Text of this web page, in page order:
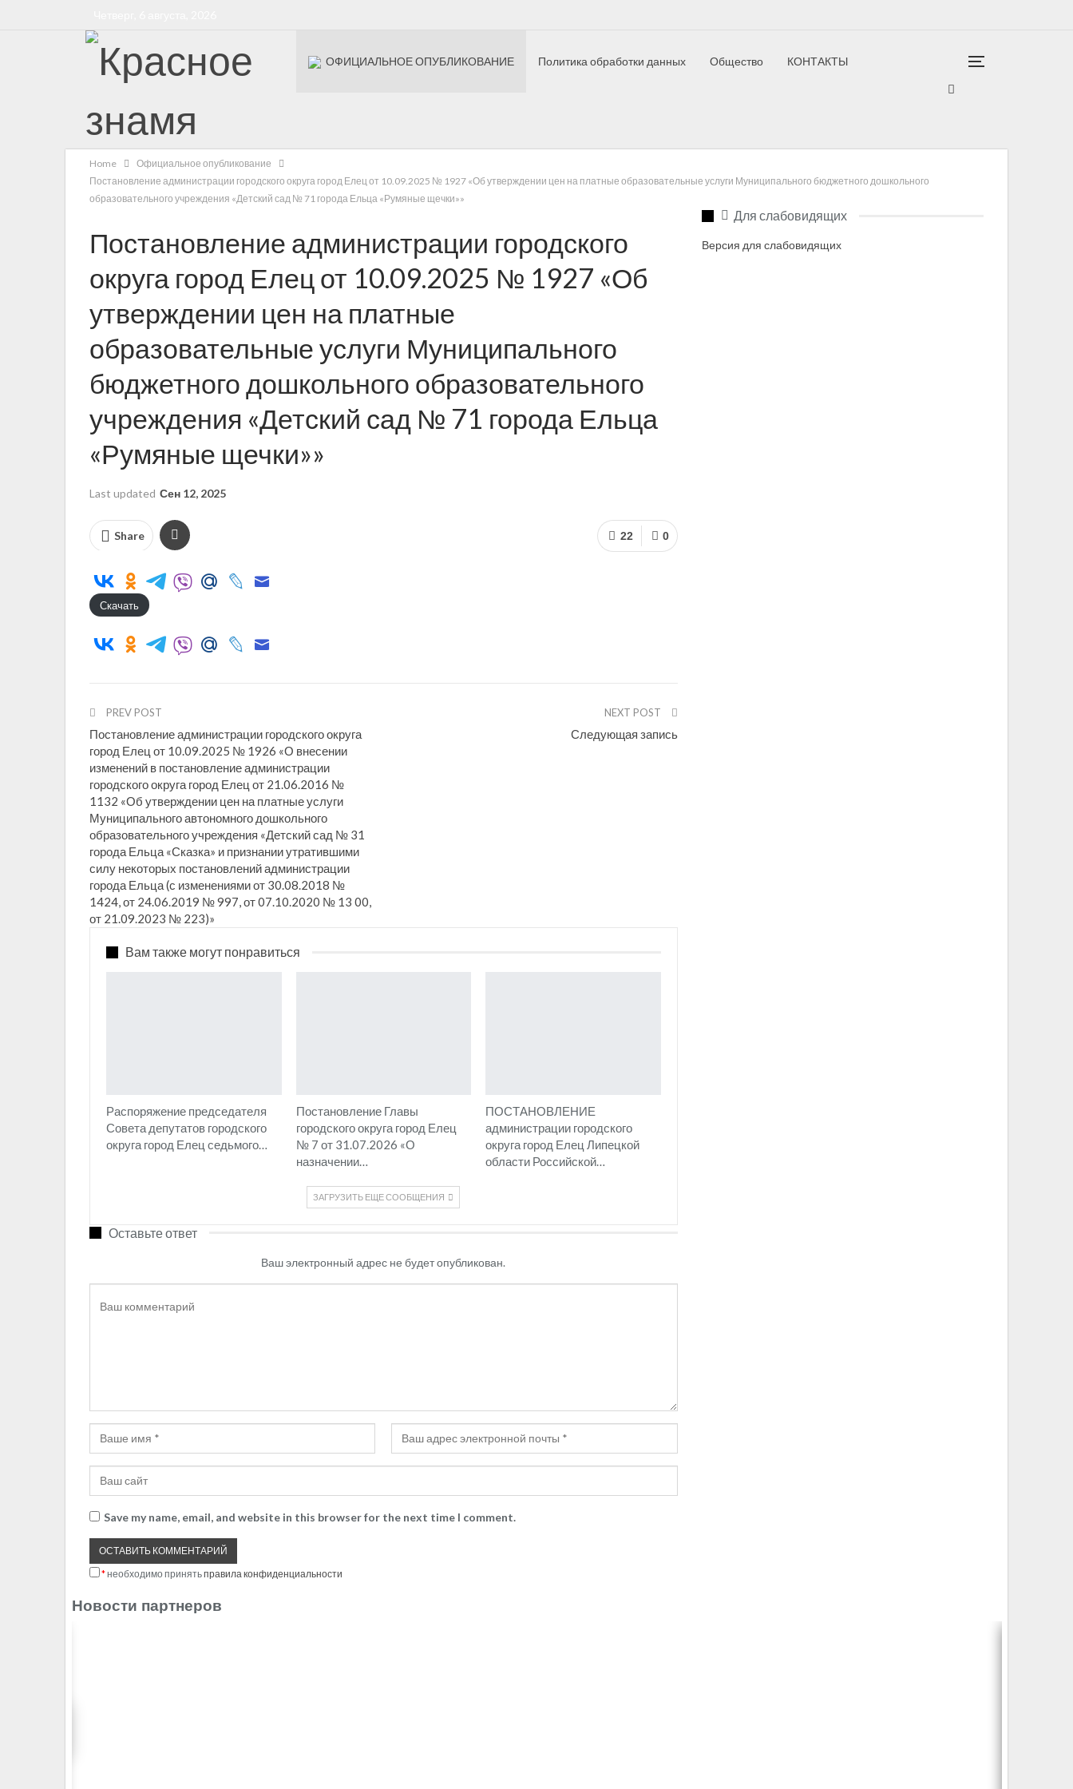
ОФИЦИАЛЬНОЕ ОПУБЛИКОВАНИЕ Политика обработки данных Общество КОНТАКТЫ
Home
Официальное опубликование
Постановление администрации городского округа город Елец от 10.09.2025 № 1927 «Об утверждении цен на платные образовательные услуги Муниципального бюджетного дошкольного
образовательного учреждения «Детский сад № 71 города Ельца «Румяные щечки»»
Постановление администрации городского
округа город Елец от 10.09.2025 № 1927 «Об
утверждении цен на платные
образовательные услуги Муниципального
бюджетного дошкольного образовательного
учреждения «Детский сад № 71 города Ельца
«Румяные щечки»»
Last updated Сен 12, 2025
0
22
Share
Скачать
PREV POST
Постановление администрации городского округа
город Елец от 10.09.2025 № 1926 «О внесении
изменений в постановление администрации
городского округа город Елец от 21.06.2016 №
1132 «Об утверждении цен на платные услуги
Муниципального автономного дошкольного
образовательного учреждения «Детский сад № 31
города Ельца «Сказка» и признании утратившими
силу некоторых постановлений администрации
города Ельца (с изменениями от 30.08.2018 №
1424, от 24.06.2019 № 997, от 07.10.2020 № 13 00,
от 21.09.2023 № 223)»
NEXT POST
Следующая запись
Вам также могут понравиться
Распоряжение председателя
Совета депутатов городского
округа город Елец седьмого…
Постановление Главы
городского округа город Елец
№ 7 от 31.07.2026 «О
назначении…
ПОСТАНОВЛЕНИЕ
администрации городского
округа город Елец Липецкой
области Российской…
ЗАГРУЗИТЬ ЕЩЕ СООБЩЕНИЯ
Оставьте ответ
Ваш электронный адрес не будет опубликован.
Save my name, email, and website in this browser for the next time I comment.
*необходимо принятьправила конфиденциальности
Для слабовидящих
Версия для слабовидящих
Новости партнеров